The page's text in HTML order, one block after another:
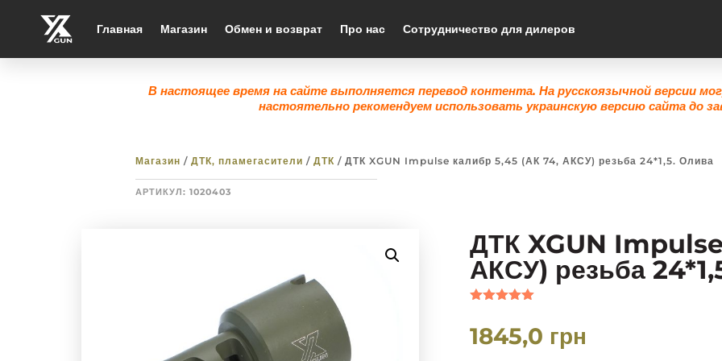
Главная Магазин Обмен и возврат Про нас Сотрудничество для дилеров
В настоящее время на сайте выполняется перевод контента. На русскоязычной версии
настоятельно рекомендуем использовать украинскую версию сайта до
Магазин / ДТК, пламегасители / ДТК / ДТК XGUN Impulse калибр 5,45 (АК 74, АКСУ) резьба 24*1,5. Олива
АРТИКУЛ: 1020403
ДТК XGUN
АКСУ) резьба
на основе
опроса
1845,0 грн